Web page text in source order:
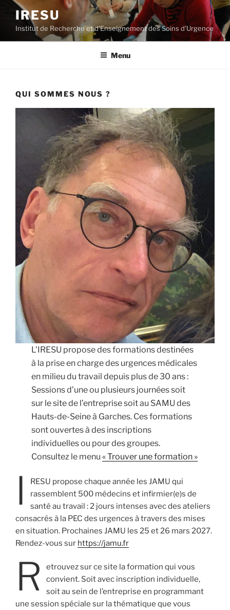
Aller
contenu
principal
IRESU
Institut de Recherche et d'Enseignement des Soins d'Urgence
Menu
QUI SOMMES NOUS ?
L’IRESU propose des formations destinées
à la prise en charge des urgences médicales
en milieu du travail depuis plus de 30 ans :
Sessions d’une ou plusieurs journées soit
sur le site de l’entreprise soit au SAMU des
Hauts-de-Seine à Garches. Ces formations
sont ouvertes à des inscriptions
individuelles ou pour des groupes.
Consultez le menu« Trouver une formation »
I
RESU propose chaque année les JAMU qui
rassemblent 500 médecins et infirmier(e)s de
santé au travail : 2 jours intenses avec des ateliers
consacrés à la PEC des urgences à travers des mises
en situation. Prochaines JAMU les 25 et 26 mars 2027.
Rendez-vous sur https://jamu.fr
R
etrouvez sur ce site la formation qui vous
convient. Soit avec inscription individuelle,
soit au sein de l’entreprise en programmant
une session spéciale sur la thématique que vous